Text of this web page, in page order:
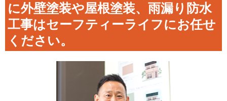
に外壁塗装や屋根塗装、雨漏り防水
工事はセーフティーライフにお任せ
ください。